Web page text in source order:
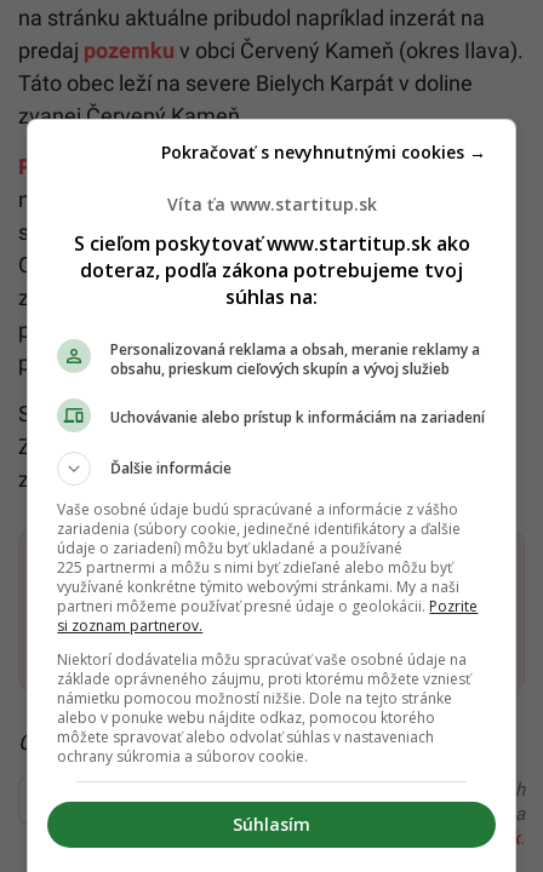
na stránku aktuálne pribudol napríklad inzerát na
predaj pozemku v obci Červený Kameň (okres Ilava).
Táto obec leží na severe Bielych Karpát v doline
zvanej Červený Kameň.
Pozemok
označený ako zastavaná plocha a
nádvorie o výmere 277 m2 sa predáva v
spoluvlastníckom podiele 1/2. Správcom ponuky je
Okresný úrad Trenčín, správca vyžaduje zloženie
zábezpeky vo výške 200 eur. Primeraná cena
pozemku je 2 380 eur, spôsob predaja je osobitné
ponukové konanie.
Svoju ponuku môžeš doručiť do 11. 9. 2025.
Zábezpeka záujemcu, s ktorým sa uzavrela kúpna
zmluva, sa zarátava na splatenie kúpnej ceny.
Dostaň Startitup do svojich Google odporúčaní
Pridať ako preferovaný zdroj
Čítaj viac z kategórie: Nehnuteľnosti
Ďakujeme, že čítaš Startitup. V prípade, že máš postreh
alebo si našiel v článku chybu, napíš nám na
redakcia@startitup.sk.
Víta ťa www.startitup.sk
S cieľom poskytovať www.startitup.sk ako
doteraz, podľa zákona potrebujeme tvoj
súhlas na:
Personalizovaná reklama a obsah, meranie reklamy a
obsahu, prieskum cieľových skupín a vývoj služieb
Uchovávanie alebo prístup k informáciám na zariadení
Ďalšie informácie
Vaše osobné údaje budú spracúvané a informácie z vášho
zariadenia (súbory cookie, jedinečné identifikátory a ďalšie
údaje o zariadení) môžu byť ukladané a používané
225 partnermi a môžu s nimi byť zdieľané alebo môžu byť
využívané konkrétne týmito webovými stránkami. My a naši
partneri môžeme používať presné údaje o geolokácii. Pozrite
si zoznam partnerov.
Niektorí dodávatelia môžu spracúvať vaše osobné údaje na
základe oprávneného záujmu, proti ktorému môžete vzniesť
námietku pomocou možností nižšie. Dole na tejto stránke
alebo v ponuke webu nájdite odkaz, pomocou ktorého
môžete spravovať alebo odvolať súhlas v nastaveniach
ochrany súkromia a súborov cookie.
Súhlasím
Pokračovať s nevyhnutnými cookies →